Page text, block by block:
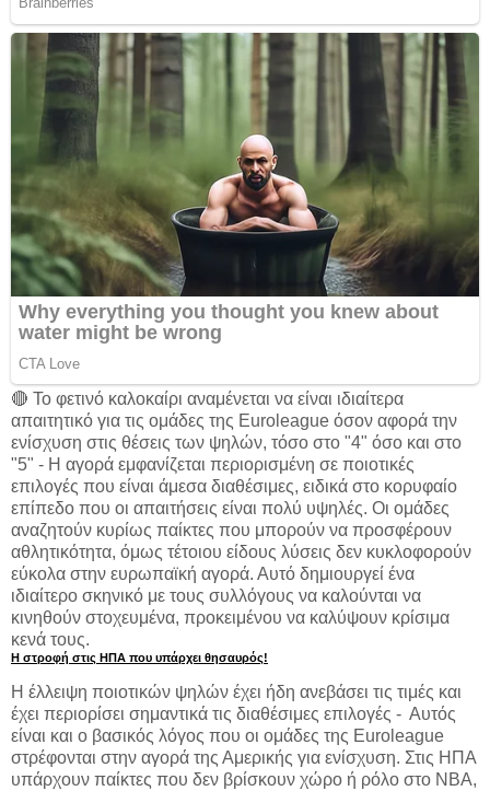
🔴 Το φετινό καλοκαίρι αναμένεται να είναι ιδιαίτερα
απαιτητικό για τις ομάδες της Euroleague όσον αφορά την
ενίσχυση στις θέσεις των ψηλών, τόσο στο "4" όσο και στο
"5" - Η αγορά εμφανίζεται περιορισμένη σε ποιοτικές
επιλογές που είναι άμεσα διαθέσιμες, ειδικά στο κορυφαίο
επίπεδο που οι απαιτήσεις είναι πολύ υψηλές. Οι ομάδες
αναζητούν κυρίως παίκτες που μπορούν να προσφέρουν
αθλητικότητα, όμως τέτοιου είδους λύσεις δεν κυκλοφορούν
εύκολα στην ευρωπαϊκή αγορά. Αυτό δημιουργεί ένα
ιδιαίτερο σκηνικό με τους συλλόγους να καλούνται να
κινηθούν στοχευμένα, προκειμένου να καλύψουν κρίσιμα
κενά τους.
Η στροφή στις ΗΠΑ που υπάρχει θησαυρός!
Η έλλειψη ποιοτικών ψηλών έχει ήδη ανεβάσει τις τιμές και
έχει περιορίσει σημαντικά τις διαθέσιμες επιλογές - Αυτός
είναι και ο βασικός λόγος που οι ομάδες της Euroleague
στρέφονται στην αγορά της Αμερικής για ενίσχυση. Στις ΗΠΑ
υπάρχουν παίκτες που δεν βρίσκουν χώρο ή ρόλο στο NBA,